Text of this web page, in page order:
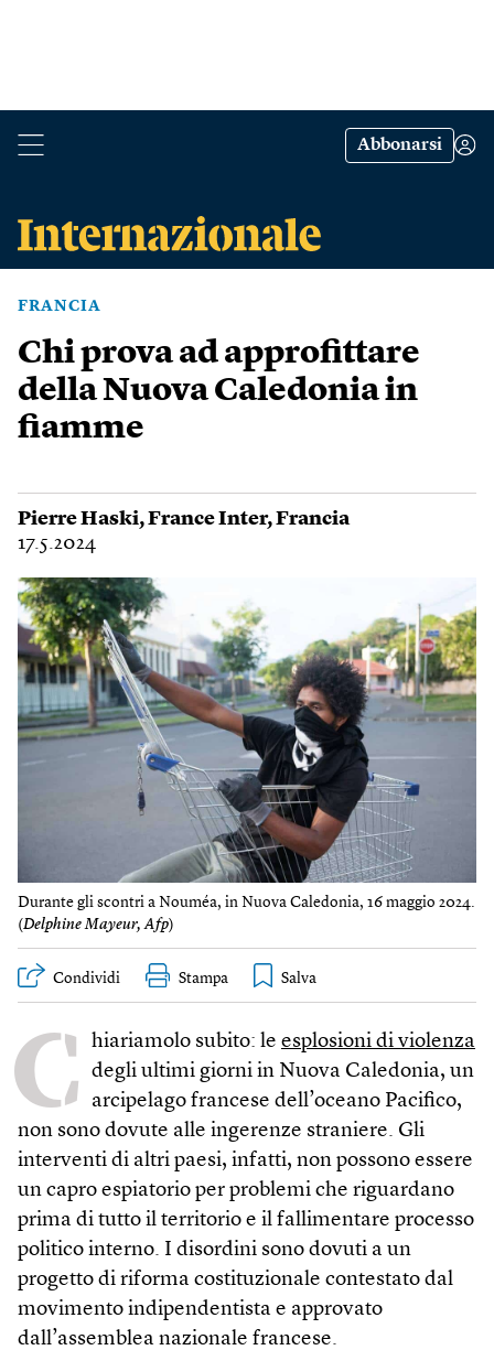
Abbonarsi
FRANCIA
Chi prova ad approfittare
della Nuova Caledonia in
fiamme
Pierre Haski,France Inter,Francia
17.5.2024
Durante gli scontri a Nouméa, in Nuova Caledonia, 16 maggio 2024.
(Delphine Mayeur, Afp)
Condividi Stampa
C hiariamolo subito: le esplosioni di violenza
degli ultimi giorni in Nuova Caledonia, un
arcipelago francese dell’oceano Pacifico,
non sono dovute alle ingerenze straniere. Gli
interventi di altri paesi, infatti, non possono essere
un capro espiatorio per problemi che riguardano
prima di tutto il territorio e il fallimentare processo
politico interno. I disordini sono dovuti a un
progetto di riforma costituzionale contestato dal
movimento indipendentista e approvato
dall’assemblea nazionale francese.